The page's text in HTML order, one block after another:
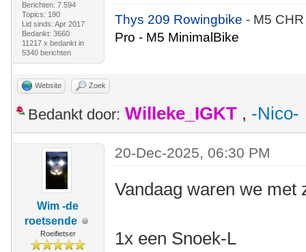
Berichten: 7.594
Topics: 190
Lid sinds: Apr 2017
Bedankt: 3660
11217 x bedankt in
5340 berichten
Thys 209 Rowingbike- M5
Pro - M5 MinimalBike
Website Zoek
Bedankt door: Willeke_IGKT , -Nico-
Wim -de
roetsende
Roeifietser
20-Dec-2025, 06:30 PM
Vandaag waren we met
1x een Snoek-L